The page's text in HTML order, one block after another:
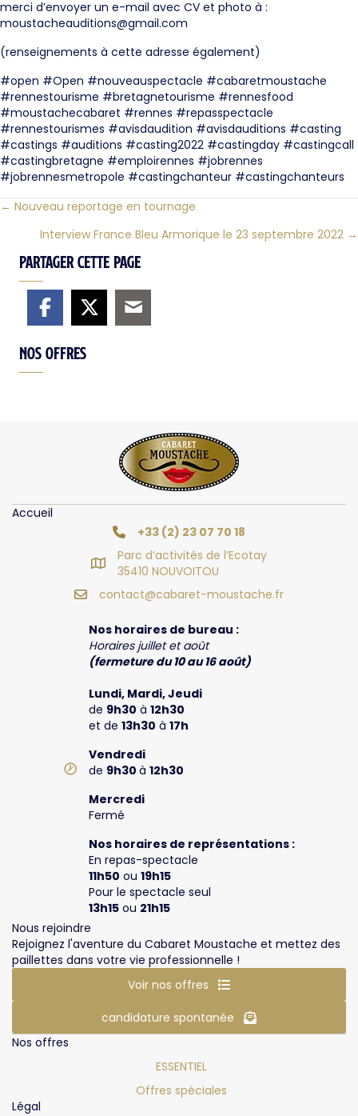
merci d’envoyer un e-mail avec CV et photo à :
moustacheauditions@gmail.com
(renseignements à cette adresse également)
#open #Open #nouveauspectacle #cabaretmoustache
#rennestourisme #bretagnetourisme #rennesfood
#moustachecabaret #rennes #repasspectacle
#rennestourismes #avisdaudition #avisdauditions #casting
#castings #auditions #casting2022 #castingday #castingcall
#castingbretagne #emploirennes #jobrennes
#jobrennesmetropole #castingchanteur #castingchanteurs
Posts
navigation
← Nouveau reportage en tournage
Interview France Bleu Armorique le 23 septembre 2022 →
Partager cette page
Nos offres
Accueil
+33 (2) 23 07 70 18
Parc d’activités de l’Ecotay
35410 NOUVOITOU
contact@cabaret-moustache.fr
Nos horaires de bureau :
Horaires juillet et août
(fermeture du 10 au 16 août)
Lundi, Mardi, Jeudi
de 9h30 à 12h30
et de 13h30 à 17h
Vendredi
de 9h30 à 12h30
Mercredi
Fermé
Nos horaires de représentations :
En repas-spectacle
11h50 ou 19h15
Pour le spectacle seul
13h15ou 21h15
Nous rejoindre
Rejoignez l'aventure du Cabaret Moustache et mettez des
paillettes dans votre vie professionnelle !
Voir nos offres
candidature spontanée
Nos offres
ESSENTIEL
Offres spéciales
Légal